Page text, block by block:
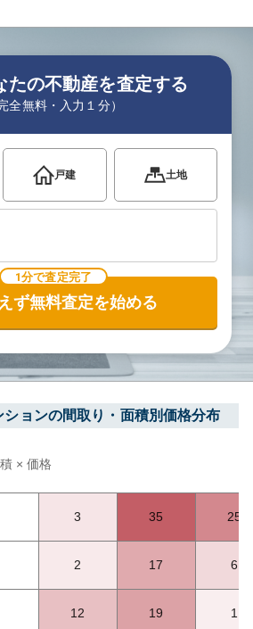
たの不動産を査定する
完全無料・入力１分）
戸建 土地
1分で査定完了
ず無料査定を始める
ションの間取り・面積別価格分布
× 価格
3 35 25
2 17 6
12 19 1